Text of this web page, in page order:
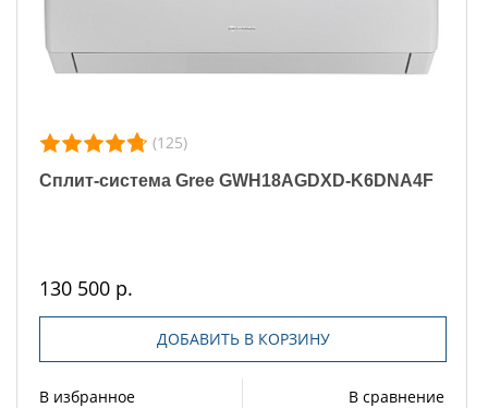
(125)
Сплит-система Gree GWH18AGDXD-K6DNA4F
130 500 р.
ДОБАВИТЬ В КОРЗИНУ
В избранное В сравнение